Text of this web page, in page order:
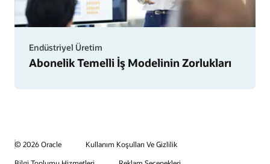
Endüstriyel Üretim
Abonelik Temelli İş Modelinin Zorlukları
© 2026 Oracle
Kullanım Koşulları Ve Gizlilik